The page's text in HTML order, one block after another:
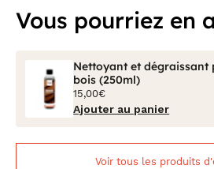
Vous pourriez en
Nettoyant et dégraissant
bois (250ml)
15,00€
Ajouter au panier
Voir tous les produits